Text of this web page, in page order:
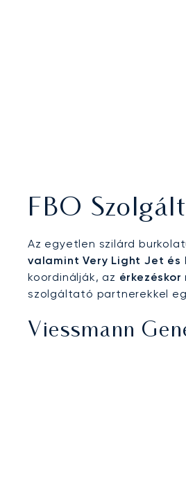
FBO
Az egyetlen szilárd
valamint Very Light Jet és
koordinálják, az
szolgáltató partnerekkel
Viessmann